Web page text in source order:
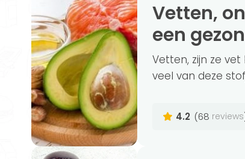
Vetten, onderschat maar onmisbaar in
een
Vetten, zijn ze
veel van deze
4.2 (68 reviews